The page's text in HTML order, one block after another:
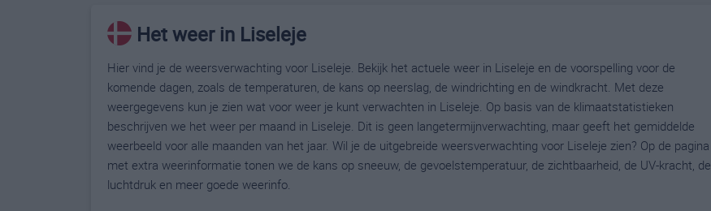
Het weer in Liseleje
Hier vind je de weersverwachting voor Liseleje. Bekijk het actuele weer in Liseleje en de voorspelling voor de
komende dagen, zoals de temperaturen, de kans op neerslag, de windrichting en de windkracht. Met deze
weergegevens kun je zien wat voor weer je kunt verwachten in Liseleje. Op basis van de klimaatstatistieken
beschrijven we het weer per maand in Liseleje. Dit is geen langetermijnverwachting, maar geeft het gemiddelde
weerbeeld voor alle maanden van het jaar. Wil je de uitgebreide weersverwachting voor Liseleje zien? Op de pagina
met extra weerinformatie tonen we de kans op sneeuw, de gevoelstemperatuur, de zichtbaarheid, de UV-kracht, de
luchtdruk en meer goede weerinfo.